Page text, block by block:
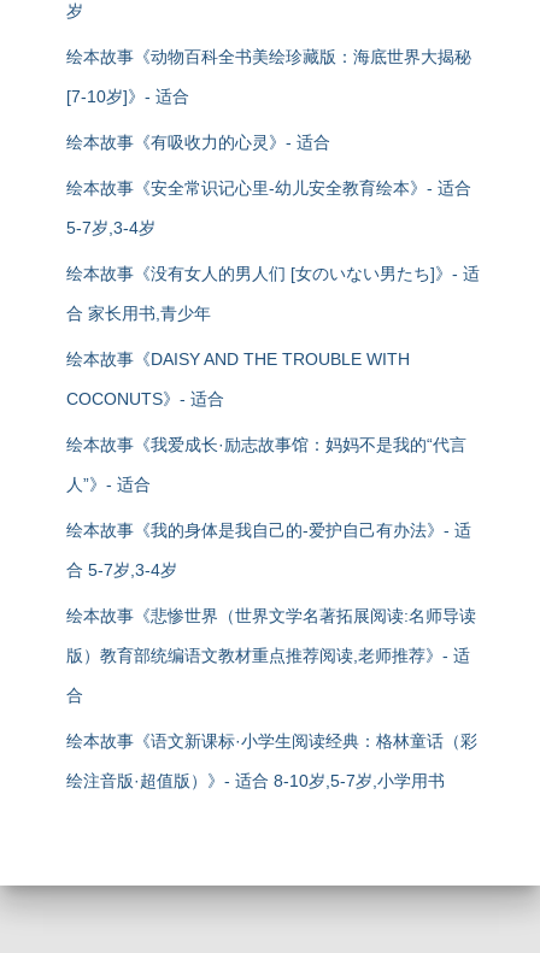
岁
绘本故事《动物百科全书美绘珍藏版：海底世界大揭秘
[7-10岁]》- 适合
绘本故事《有吸收力的心灵》- 适合
绘本故事《安全常识记心里-幼儿安全教育绘本》- 适合
5-7岁,3-4岁
绘本故事《没有女人的男人们 [女のいない男たち]》- 适
合 家长用书,青少年
绘本故事《DAISY AND THE TROUBLE WITH
COCONUTS》- 适合
绘本故事《我爱成长·励志故事馆：妈妈不是我的“代言
人”》- 适合
绘本故事《我的身体是我自己的-爱护自己有办法》- 适
合 5-7岁,3-4岁
绘本故事《悲惨世界（世界文学名著拓展阅读:名师导读
版）教育部统编语文教材重点推荐阅读,老师推荐》- 适
合
绘本故事《语文新课标·小学生阅读经典：格林童话（彩
绘注音版·超值版）》- 适合 8-10岁,5-7岁,小学用书